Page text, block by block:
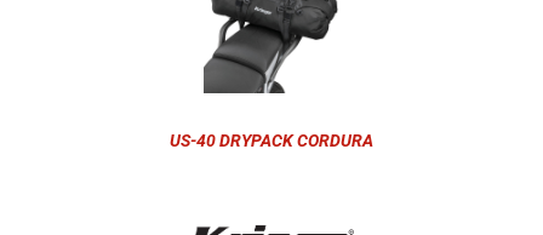
US-40 DRYPACK CORDURA